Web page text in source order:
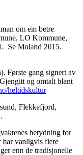
om ein betre
LO Kommune,
Se Moland 2015.
Første gang signert av
og omtalt blant
heltidskultur
Flekkefjord,
betydning for
har vanligvis flere
enn de tradisjonelle